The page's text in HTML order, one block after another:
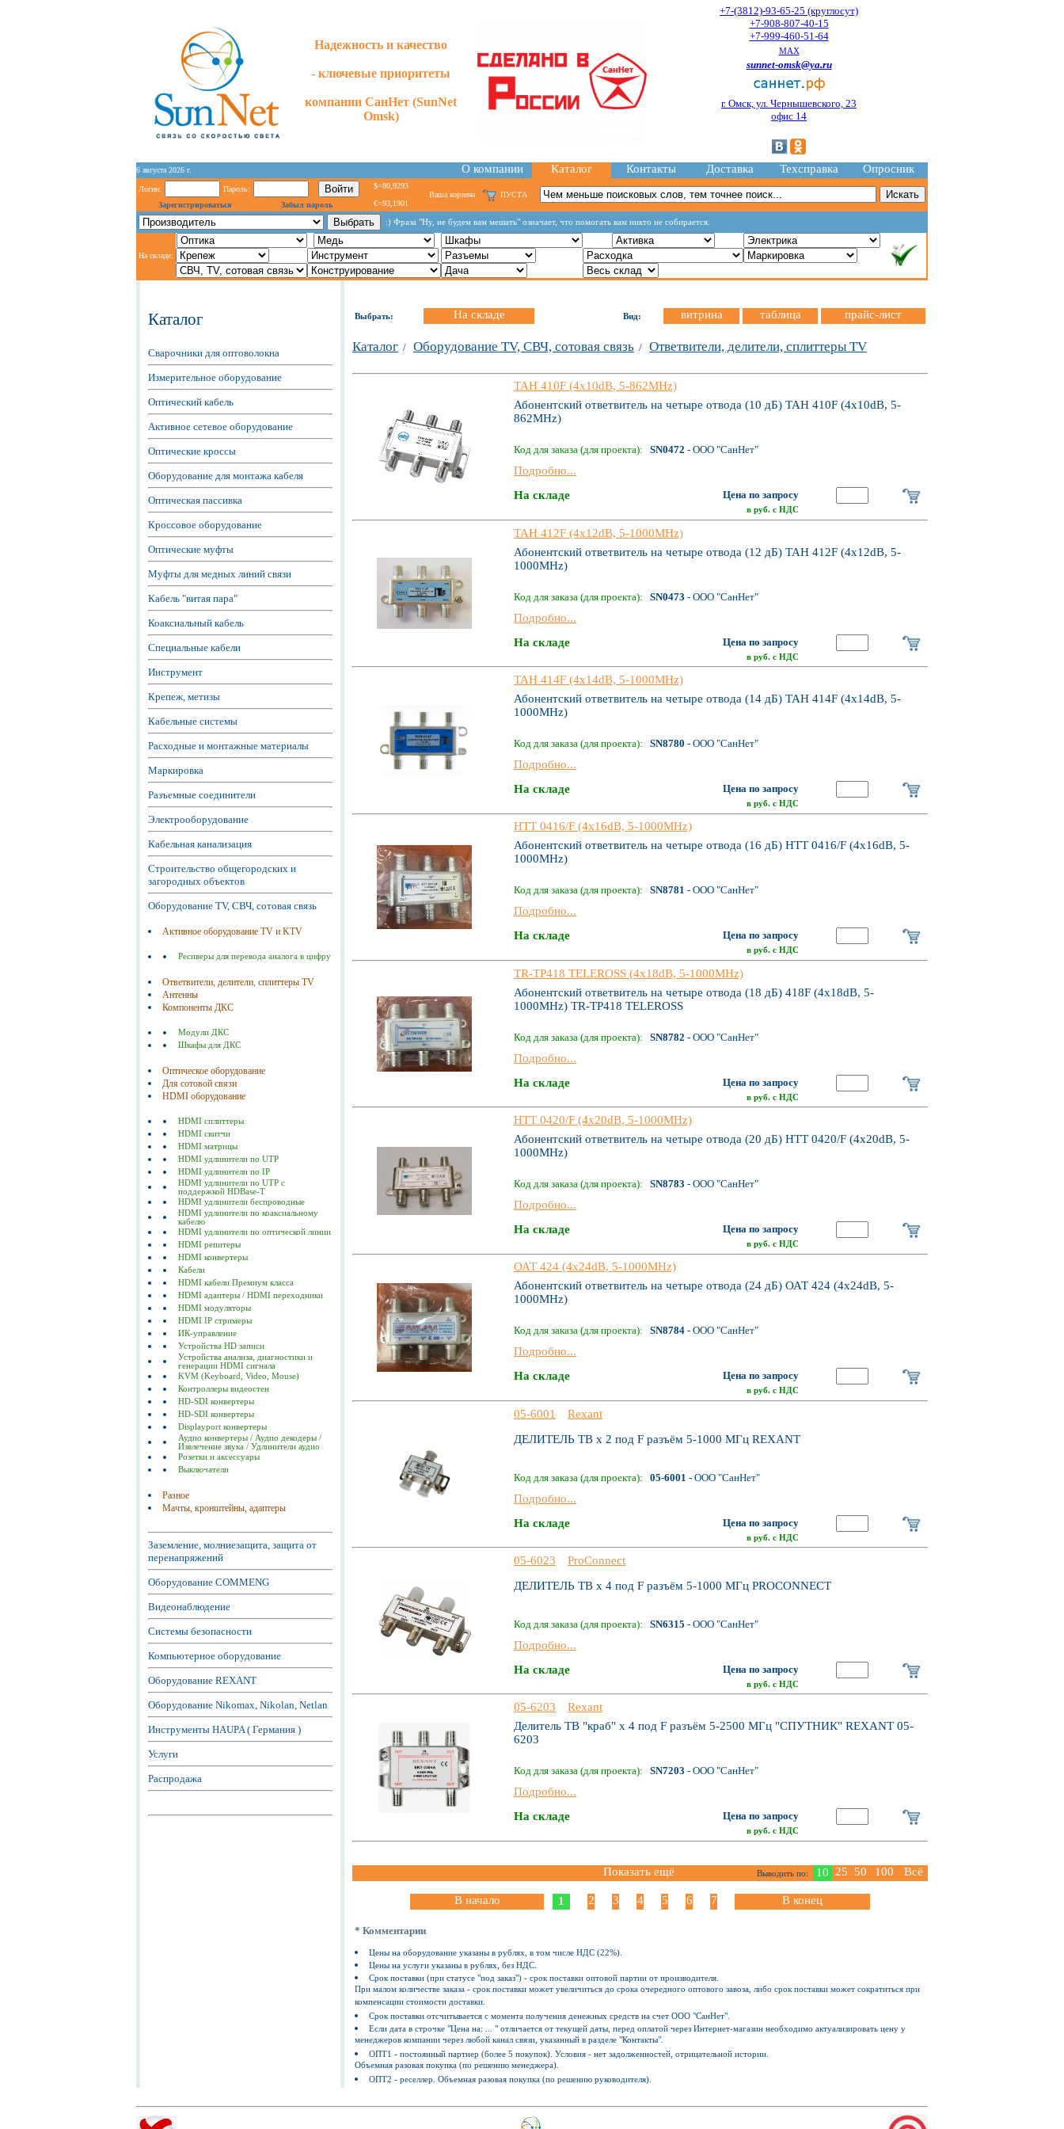
Надежность и качество
- ключевые приоритеты
компании СанНет (SunNet
Omsk)
+7-(3812)-93-65-25 (круглосут)
+7-908-807-40-15
+7-999-460-51-64
MAX
sunnet-omsk@ya.ru
г. Омск, ул. Чернышевского, 23
офис 14
6 августа 2026 г. О компании Каталог Контакты Доставка Техсправка Опросник
Логин:
Пароль:
Зарегистрироваться
Забыл пароль
$=80,9293
€=93,1901
Ваша корзина ПУСТА
:) Фраза "Ну, не будем вам мешать" означает, что помогать вам никто не собирается.
На складе:
Каталог
Сварочники для оптоволокна
Измерительное оборудование
Оптический кабель
Активное сетевое оборудование
Оптические кроссы
Оборудование для монтажа кабеля
Оптическая пассивка
Кроссовое оборудование
Оптические муфты
Муфты для медных линий связи
Кабель "витая пара"
Коаксиальный кабель
Специальные кабели
Инструмент
Крепеж, метизы
Кабельные системы
Расходные и монтажные материалы
Маркировка
Разъемные соединители
Электрооборудование
Кабельная канализация
Строительство общегородских и
загородных объектов
Оборудование TV, СВЧ, сотовая связь
Активное оборудование TV и KTV
Ресиверы для перевода аналога в цифру
Ответвители, делители, сплиттеры TV
Антенны
Компоненты ДКС
Модули ДКС
Шкафы для ДКС
Оптическое оборудование
Для сотовой связи
HDMI оборудование
HDMI сплиттеры
HDMI свитчи
HDMI матрицы
HDMI удлинители по UTP
HDMI удлинители по IP
HDMI удлинители по UTP с
поддержкой HDBase-T
HDMI удлинители беспроводные
HDMI удлинители по коаксиальному
кабелю
HDMI удлинители по оптической линии
HDMI репитеры
HDMI конвертеры
Кабели
HDMI кабели Премиум класса
HDMI адаптеры / HDMI переходники
HDMI модуляторы
HDMI IP стримеры
ИК-управление
Устройства HD записи
Устройства анализа, диагностики и
генерации HDMI сигнала
KVM (Keyboard, Video, Mouse)
Контроллеры видеостен
HD-SDI конвертеры
HD-SDI конвертеры
Displayport конвертеры
Аудио конвертеры / Аудио декодеры /
Извлечение звука / Удлинители аудио
Розетки и аксессуары
Выключатели
Разное
Мачты, кронштейны, адаптеры
Заземление, молниезащита, защита от
перенапряжений
Оборудование COMMENG
Видеонаблюдение
Системы безопасности
Компьютерное оборудование
Оборудование REXANT
Оборудование Nikomax, Nikolan, Netlan
Инструменты HAUPA ( Германия )
Услуги
Распродажа
Выбрать: На складе Вид: витрина таблица прайс-лист
Каталог / Оборудование TV, СВЧ, сотовая связь / Ответвители, делители, сплиттеры TV
TAH 410F (4x10dB, 5-862MHz)
Абонентский ответвитель на четыре отвода (10 дБ) TAH 410F (4x10dB, 5-
862MHz)
Код для заказа (для проекта): SN0472 - ООО "СанНет"
Подробно...
На складе
Цена по запросу
в руб. с НДС
TAH 412F (4x12dB, 5-1000MHz)
Абонентский ответвитель на четыре отвода (12 дБ) TAH 412F (4x12dB, 5-
1000MHz)
Код для заказа (для проекта): SN0473 - ООО "СанНет"
Подробно...
На складе
Цена по запросу
в руб. с НДС
TAH 414F (4x14dB, 5-1000MHz)
Абонентский ответвитель на четыре отвода (14 дБ) TAH 414F (4x14dB, 5-
1000MHz)
Код для заказа (для проекта): SN8780 - ООО "СанНет"
Подробно...
На складе
Цена по запросу
в руб. с НДС
HTT 0416/F (4x16dB, 5-1000MHz)
Абонентский ответвитель на четыре отвода (16 дБ) HTT 0416/F (4x16dB, 5-
1000MHz)
Код для заказа (для проекта): SN8781 - ООО "СанНет"
Подробно...
На складе
Цена по запросу
в руб. с НДС
TR-TP418 TELEROSS (4x18dB, 5-1000MHz)
Абонентский ответвитель на четыре отвода (18 дБ) 418F (4x18dB, 5-
1000MHz) TR-TP418 TELEROSS
Код для заказа (для проекта): SN8782 - ООО "СанНет"
Подробно...
На складе
Цена по запросу
в руб. с НДС
HTT 0420/F (4x20dB, 5-1000MHz)
Абонентский ответвитель на четыре отвода (20 дБ) HTT 0420/F (4x20dB, 5-
1000MHz)
Код для заказа (для проекта): SN8783 - ООО "СанНет"
Подробно...
На складе
Цена по запросу
в руб. с НДС
ОАТ 424 (4x24dB, 5-1000MHz)
Абонентский ответвитель на четыре отвода (24 дБ) ОАТ 424 (4x24dB, 5-
1000MHz)
Код для заказа (для проекта): SN8784 - ООО "СанНет"
Подробно...
На складе
Цена по запросу
в руб. с НДС
05-6001
Rexant
ДЕЛИТЕЛЬ ТВ х 2 под F разъём 5-1000 МГц REXANT
Код для заказа (для проекта): 05-6001 - ООО "СанНет"
Подробно...
На складе
Цена по запросу
в руб. с НДС
05-6023
ProConnect
ДЕЛИТЕЛЬ ТВ х 4 под F разъём 5-1000 МГц PROCONNECT
Код для заказа (для проекта): SN6315 - ООО "СанНет"
Подробно...
На складе
Цена по запросу
в руб. с НДС
05-6203
Rexant
Делитель ТВ "краб" х 4 под F разъём 5-2500 МГц "СПУТНИК" REXANT 05-
6203
Код для заказа (для проекта): SN7203 - ООО "СанНет"
Подробно...
На складе
Цена по запросу
в руб. с НДС
Показать ещё Выводить по: 10 25 50 100 Всё
В начало 1 2 3 4 5 6 7 В конец
* Комментарии
Цены на оборудование указаны в рублях, в том числе НДС (22%).
Цены на услуги указаны в рублях, без НДС.
Срок поставки (при статусе "под заказ") - срок поставки оптовой партии от производителя.
При малом количестве заказа - срок поставки может увеличиться до срока очередного оптового завоза, либо срок поставки может сократиться при
компенсации стоимости доставки.
Срок поставки отсчитывается с момента получения денежных средств на счет ООО "СанНет".
Если дата в строчке "Цена на: ... " отличается от текущей даты, перед оплатой через Интернет-магазин необходимо актуализировать цену у
менеджеров компании через любой канал связи, указанный в разделе "Контакты".
ОПТ1 - постоянный партнер (более 5 покупок). Условия - нет задолженностей, отрицательной истории.
Объемная разовая покупка (по решению менеджера).
ОПТ2 - реселлер. Объемная разовая покупка (по решению руководителя).